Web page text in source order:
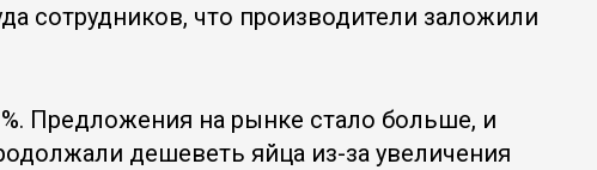
сотрудников, что производители заложили
Предложения на рынке стало больше, и
дешеветь яйца из-за увеличения